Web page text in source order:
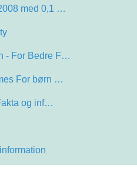
med 0,1 …
- For Bedre F…
For børn …
og inf…